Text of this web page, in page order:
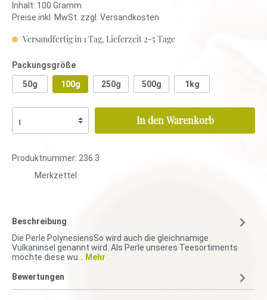
Inhalt: 100 Gramm
Preise inkl. MwSt. zzgl. Versandkosten
Versandfertig in 1 Tag, Lieferzeit 2-5 Tage
Packungsgröße
50g
100g 250g 500g 1kg
In den Warenkorb
Produktnummer: 236.3
Merkzettel
Beschreibung
Die Perle PolynesiensSo wird auch die gleichnamige
Vulkaninsel genannt wird. Als Perle unseres Teesortiments
möchte diese wu…
Mehr
Bewertungen